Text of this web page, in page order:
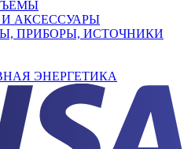
АКСЕССУАРЫ
ПРИБОРЫ, ИСТОЧНИКИ
ЭНЕРГЕТИКА